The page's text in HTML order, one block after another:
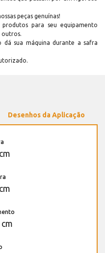
peças genuínas!
para seu equipamento
outros.
dá sua máquina durante a safra
Desenhos da Aplicação